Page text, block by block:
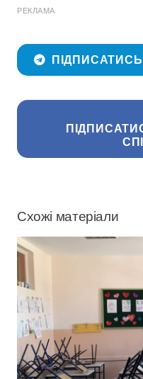
РЕКЛАМА
ПІДПИСАТИСЬ
Схожі матеріали